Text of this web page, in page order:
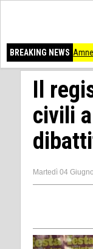
BREAKING NEWS
Amnesty Anche
Il
civili
Martedì 04